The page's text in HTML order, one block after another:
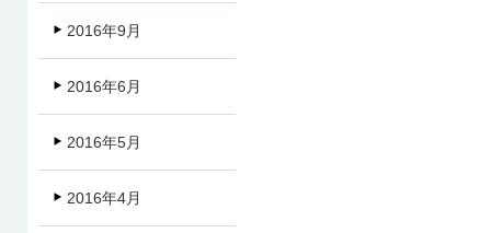
2016年9月
2016年6月
2016年5月
2016年4月